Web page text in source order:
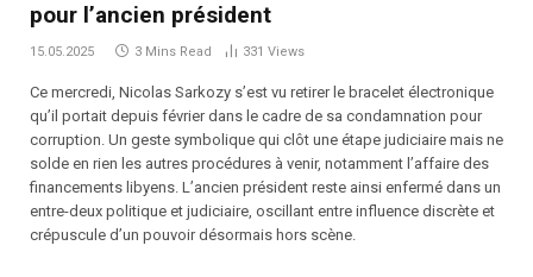
pour l’ancien président
15.05.2025 3 Mins Read 331 Views
Ce mercredi, Nicolas Sarkozy s’est vu retirer le bracelet électronique
qu’il portait depuis février dans le cadre de sa condamnation pour
corruption. Un geste symbolique qui clôt une étape judiciaire mais ne
solde en rien les autres procédures à venir, notamment l’affaire des
financements libyens. L’ancien président reste ainsi enfermé dans un
entre-deux politique et judiciaire, oscillant entre influence discrète et
crépuscule d’un pouvoir désormais hors scène.